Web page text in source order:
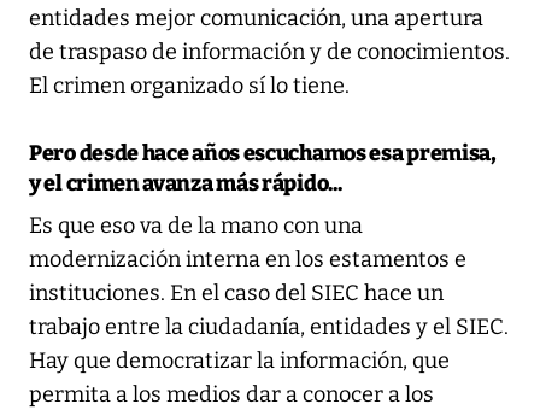
entidades mejor comunicación, una apertura
de traspaso de información y de conocimientos.
El crimen organizado sí lo tiene.
Pero desde hace años escuchamos esa premisa,
y el crimen avanza más rápido...
Es que eso va de la mano con una
modernización interna en los estamentos e
instituciones. En el caso del SIEC hace un
trabajo entre la ciudadanía, entidades y el SIEC.
Hay que democratizar la información, que
permita a los medios dar a conocer a los